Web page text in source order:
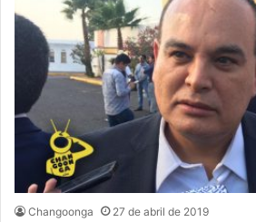
Changoonga 27 de abril de 2019